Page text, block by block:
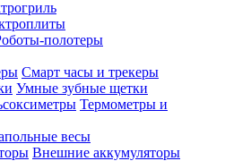
полотеры
Смарт часы и трекеры
Умные зубные щетки
Термометры и
весы
Внешние аккумуляторы